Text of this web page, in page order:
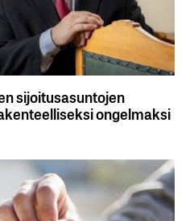
sijoitusasuntojen
ongelmaksi